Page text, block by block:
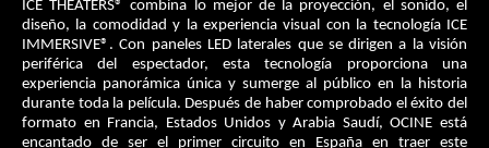
ICE THEATERS® combina lo mejor de la proyección, el sonido, el
diseño, la comodidad y la experiencia visual con la tecnología ICE
IMMERSIVE®. Con paneles LED laterales que se dirigen a la visión
periférica del espectador, esta tecnología proporciona una
experiencia panorámica única y sumerge al público en la historia
durante toda la película. Después de haber comprobado el éxito del
formato en Francia, Estados Unidos y Arabia Saudí, OCINE está
encantado de ser el primer circuito en España en traer este